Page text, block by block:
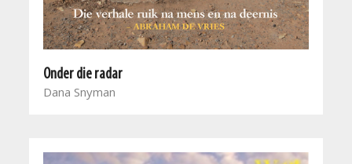
Onder die radar
Dana Snyman